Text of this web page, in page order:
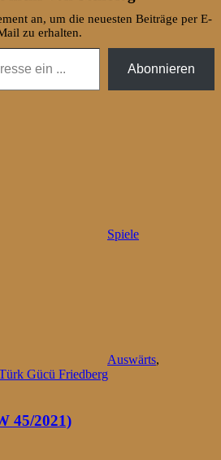
an, um die neuesten Beiträge per E-
zu erhalten.
Abonnieren
Spiele
Auswärts,
Gücü Friedberg
45/2021)